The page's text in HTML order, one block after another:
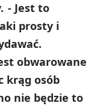
- Jest to
prosty i
obwarowane
krąg osób
nie będzie to